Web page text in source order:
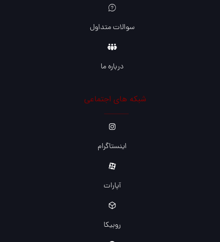
سوالات متداول
درباره ما
شبکه های اجتماعی
اینستاگرام
آپارات
روبیکا